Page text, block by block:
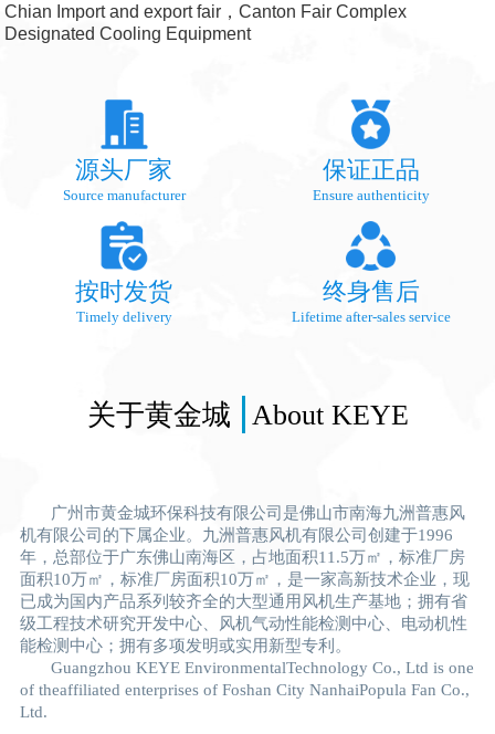
Chian Import and export fair，Canton Fair Complex
Designated Cooling Equipment
源头厂家
Source manufacturer
保证正品
Ensure authenticity
按时发货
Timely delivery
终身售后
Lifetime after-sales service
关于黄金城 About KEYE
广州市黄金城环保科技有限公司是佛山市南海九洲普惠风
机有限公司的下属企业。九洲普惠风机有限公司创建于1996
年，总部位于广东佛山南海区，占地面积11.5万㎡，标准厂房
面积10万㎡，标准厂房面积10万㎡，是一家高新技术企业，现
已成为国内产品系列较齐全的大型通用风机生产基地；拥有省
级工程技术研究开发中心、风机气动性能检测中心、电动机性
能检测中心；拥有多项发明或实用新型专利。
Guangzhou KEYE EnvironmentalTechnology Co., Ltd is one
of theaffiliated enterprises of Foshan City NanhaiPopula Fan Co.,
Ltd.